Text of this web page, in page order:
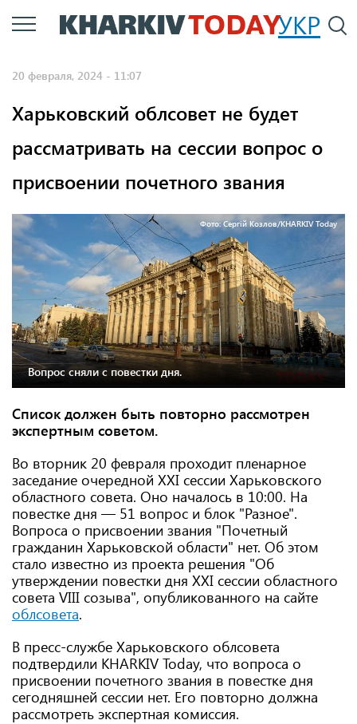
Перейти
к
УКР
20 февраля, 2024 - 11:07
Харьковский облсовет не будет
рассматривать на сессии вопрос о
присвоении почетного звания
Фото: Сергій Козлов/KHARKIV Today
Вопрос сняли с повестки дня.
Список должен быть повторно рассмотрен
экспертным советом.
Во вторник 20 февраля проходит пленарное
заседание очередной XXI сессии Харьковского
областного совета. Оно началось в 10:00. На
повестке дня — 51 вопрос и блок "Разное".
Вопроса о присвоении звания "Почетный
гражданин Харьковской области" нет. Об этом
стало известно из проекта решения "Об
утверждении повестки дня XXI сессии областного
совета VIII созыва", опубликованного на сайте
облсовета.
В пресс-службе Харьковского облсовета
подтвердили KHARKIV Today, что вопроса о
присвоении почетного звания в повестке дня
сегодняшней сессии нет. Его повторно должна
рассмотреть экспертная комиссия.